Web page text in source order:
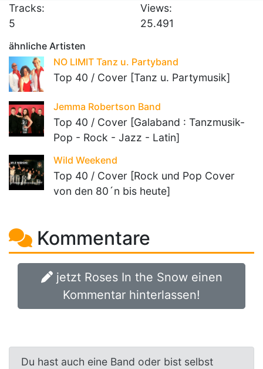
Tracks:
5
Views:
25.491
ähnliche Artisten
NO LIMIT Tanz u. Partyband
Top 40 / Cover [Tanz u. Partymusik]
Jemma Robertson Band
Top 40 / Cover [Galaband : Tanzmusik-
Pop - Rock - Jazz - Latin]
Wild Weekend
Top 40 / Cover [Rock und Pop Cover
von den 80´n bis heute]
Kommentare
jetzt Roses In the Snow einen
Kommentar hinterlassen!
Du hast auch eine Band oder bist selbst